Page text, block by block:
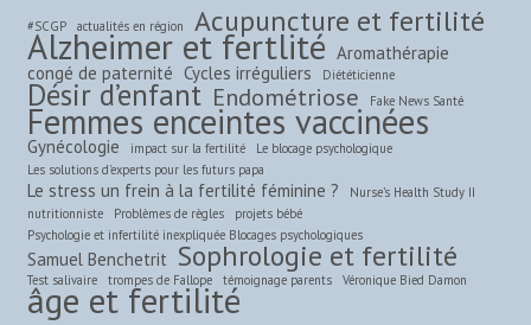
#SCGP actualités en région Acupuncture et fertilité
Alzheimer et fertlité Aromathérapie
congé de paternité Cycles irréguliers Diététicienne
Désir d’enfant Endométriose Fake News Santé
Femmes enceintes vaccinées
Gynécologie impact sur la fertilité
Le blocage psychologique
Les solutions d'experts pour les futurs papa
Le stress un frein à la fertilité féminine ?
Nurse’s Health Study II
nutritionniste
Problèmes de règles
projets bébé
Psychologie et infertilité inexpliquée Blocages psychologiques
Samuel Benchetrit Sophrologie et fertilité
Test salivaire trompes de Fallope témoignage parents Véronique Bied Damon
âge et fertilité